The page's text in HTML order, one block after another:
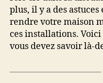
plus, il y a des
rendre votre maison
ces installations.
vous devez savoir là-